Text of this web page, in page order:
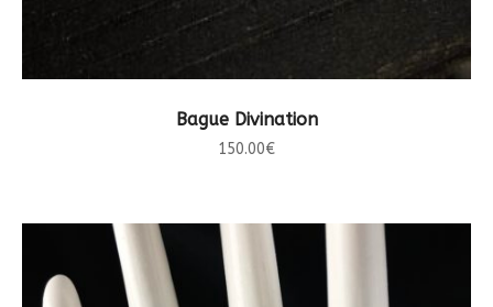
CHOIX DES OPTIONS
Bague Divination
150.00€